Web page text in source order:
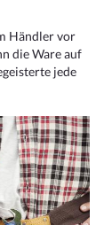
Händler vor
die Ware auf
jede